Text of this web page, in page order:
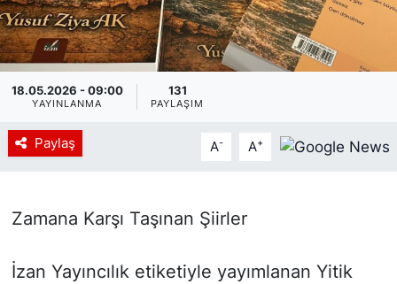
18.05.2026 - 09:00
YAYINLANMA
131
PAYLAŞIM
Paylaş A- A+
Zamana Karşı Taşınan Şiirler
İzan Yayıncılık etiketiyle yayımlanan Yitik
Siyaset
YEREL HABER